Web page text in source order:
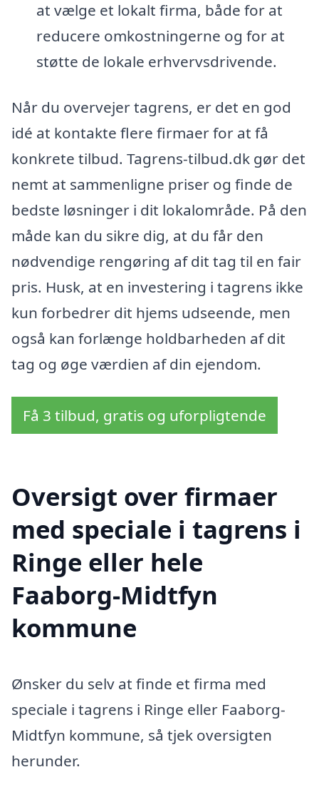
at vælge et lokalt firma, både for at
reducere omkostningerne og for at
støtte de lokale erhvervsdrivende.
Når du overvejer tagrens, er det en god
idé at kontakte flere firmaer for at få
konkrete tilbud. Tagrens-tilbud.dk gør det
nemt at sammenligne priser og finde de
bedste løsninger i dit lokalområde. På den
måde kan du sikre dig, at du får den
nødvendige rengøring af dit tag til en fair
pris. Husk, at en investering i tagrens ikke
kun forbedrer dit hjems udseende, men
også kan forlænge holdbarheden af dit
tag og øge værdien af din ejendom.
Få 3 tilbud, gratis og uforpligtende
Oversigt over firmaer
med speciale i tagrens i
Ringe eller hele
Faaborg-Midtfyn
kommune
Ønsker du selv at finde et firma med
speciale i tagrens i Ringe eller Faaborg-
Midtfyn kommune, så tjek oversigten
herunder.